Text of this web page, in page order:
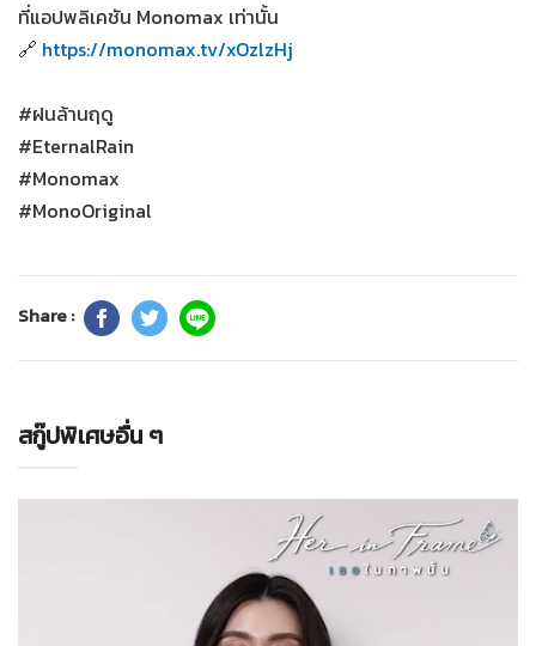
ที่แอปพลิเคชัน Monomax เท่านั้น
🔗 https://monomax.tv/xOzlzHj
#ฝนล้านฤดู
#EternalRain
#Monomax
#MonoOriginal
Share :
สกู๊ปพิเศษอื่น ๆ